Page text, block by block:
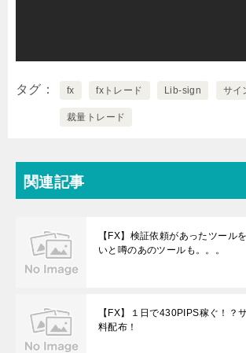
タグ fx fxトレード Lib-sign サイ
裁量トレード
関連記事
【FX】検証依頼があったツール
いと噂のあのツールも。。。
【FX】１日で430PIPS稼ぐ！？
料配布！